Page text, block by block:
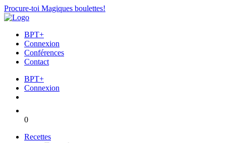
Procure-toi Magiques boulettes!
BPT+
Connexion
Conférences
Contact
BPT+
Connexion
0
Recettes